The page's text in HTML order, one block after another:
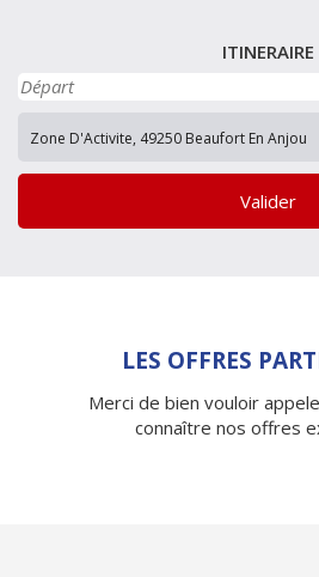
ITINERAIRE
Valider
LES OFFRES
Merci de bien vouloir
connaître nos offres